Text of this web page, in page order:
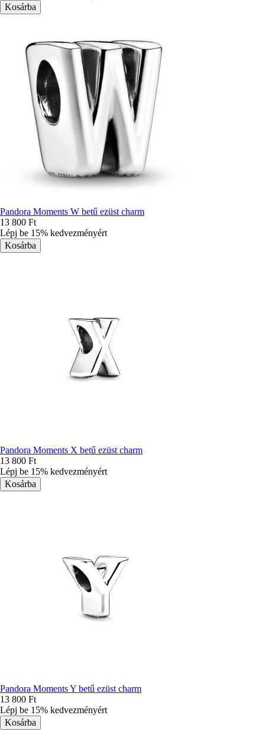
Pandora Moments W betű ezüst charm
13 800 Ft
Lépj be 15% kedvezményért
Pandora Moments X betű ezüst charm
13 800 Ft
Lépj be 15% kedvezményért
Pandora Moments Y betű ezüst charm
13 800 Ft
Lépj be 15% kedvezményért